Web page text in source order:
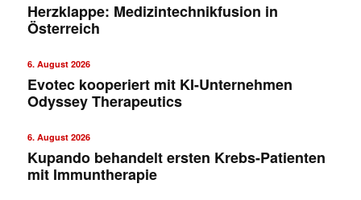
Herzklappe: Medizintechnikfusion in
Österreich
6. August 2026
Evotec kooperiert mit KI-Unternehmen
Odyssey Therapeutics
6. August 2026
Kupando behandelt ersten Krebs-Patienten
mit Immuntherapie